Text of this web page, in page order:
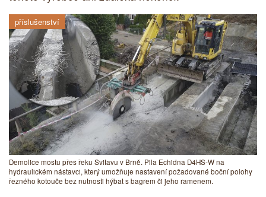
příslušenství
Demolice mostu přes řeku Svitavu v Brně. Pila Echidna D4HS-W na
hydraulickém nástavci, který umožňuje nastavení požadované boční polohy
řezného kotouče bez nutnosti hýbat s bagrem či jeho ramenem.